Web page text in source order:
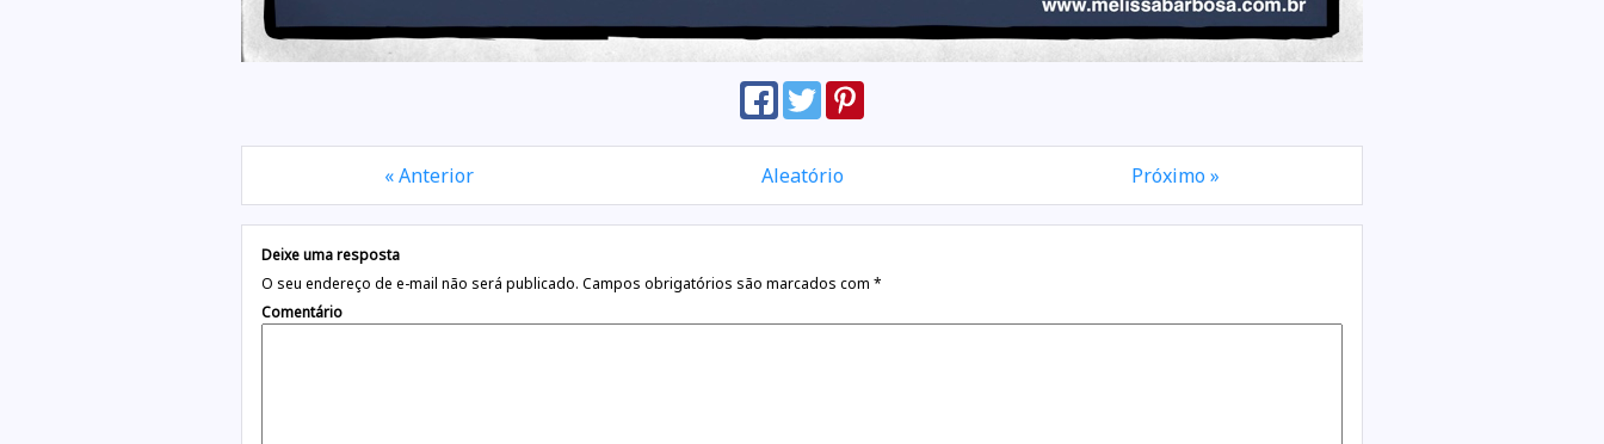
« Anterior Aleatório Próximo »
Deixe uma resposta
O seu endereço de e-mail não será publicado. Campos obrigatórios são marcados com *
Comentário